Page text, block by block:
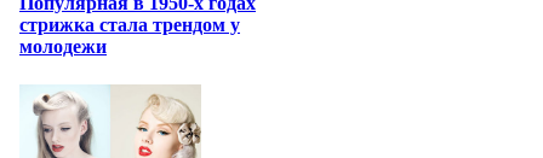
стрижка стала трендом у
молодежи